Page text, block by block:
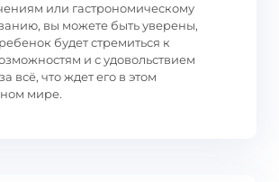
или гастрономическому
вы можете быть уверены,
будет стремиться к
и с удовольствием
всё, что ждет его в этом
мире.